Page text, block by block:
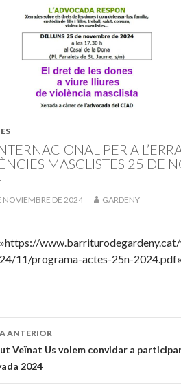
PER A
MASCLISTES 25 DE
NOVIEMBRE DE 2024 GARDENY
11/programa-actes-25n-
ANTERIOR
Veïnat Us volem convidar a
2024